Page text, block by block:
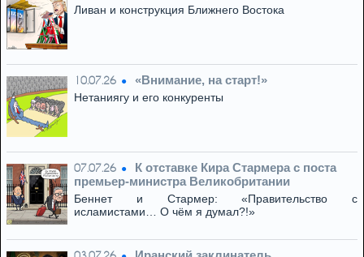
Ливан и конструкция Ближнего Востока
10.07.26 «Внимание, на старт!»
Нетаниягу и его конкуренты
07.07.26
К отставке Кира Стармера с поста
премьер-министра Великобритании
Беннет и Стармер: «Правительство с
исламистами… О чём я думал?!»